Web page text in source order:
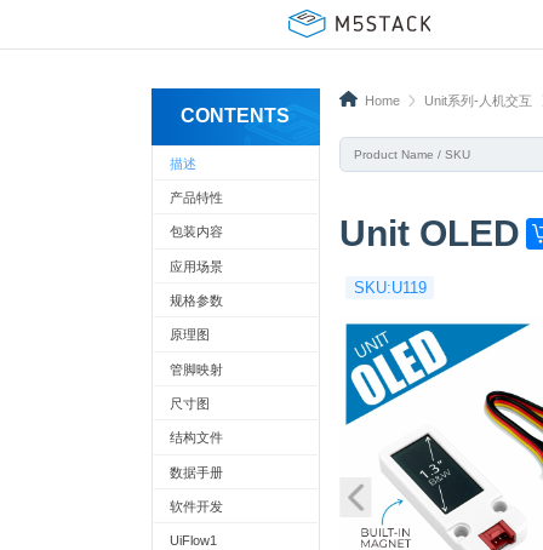
CONTENTS
描述
产品特性
包装内容
应用场景
规格参数
原理图
管脚映射
尺寸图
结构文件
数据手册
软件开发
UiFlow1
Home Unit系列-人机交互
Unit OLED G
o
n
o
SKU:U119